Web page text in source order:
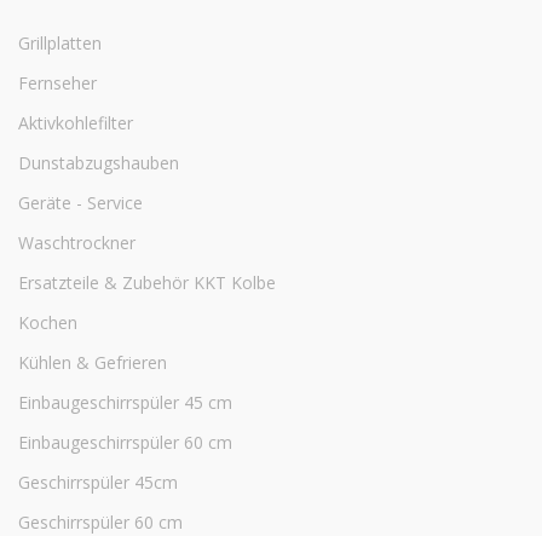
Grillplatten
Fernseher
Aktivkohlefilter
Dunstabzugshauben
Geräte - Service
Waschtrockner
Ersatzteile & Zubehör KKT Kolbe
Kochen
Kühlen & Gefrieren
Einbaugeschirrspüler 45 cm
Einbaugeschirrspüler 60 cm
Geschirrspüler 45cm
Geschirrspüler 60 cm